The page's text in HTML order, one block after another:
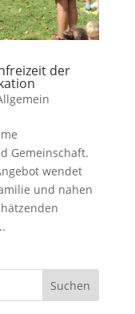
der
Gemeinschaft.
wendet
und nahen